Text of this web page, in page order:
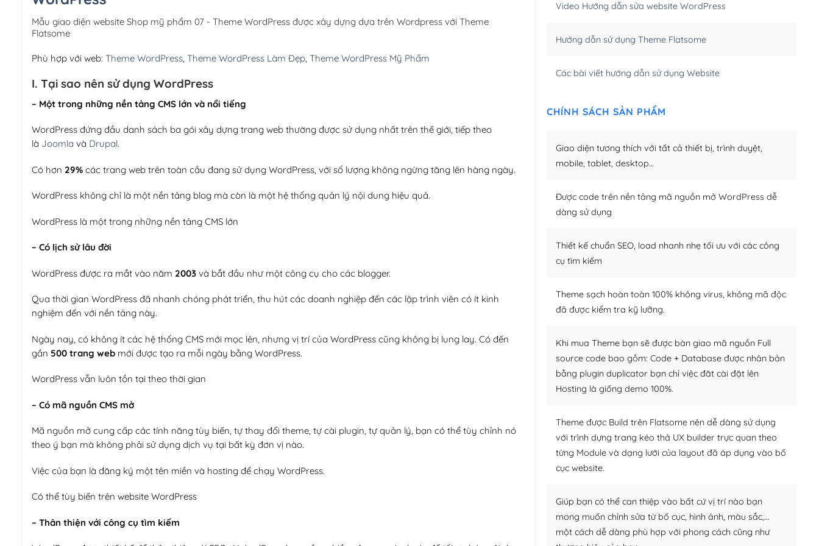
Hosting 5GB SSD (1 năm)
(+950,000₫)
Mẫu giao diện website Shop mỹ phẩm 07 - Theme WordPress được xây dựng dựa trên Wordpress với Theme
Flatsome
Phù hợp với web: Theme WordPress, Theme WordPress Làm Đẹp, Theme WordPress Mỹ Phẩm
I. Tại sao nên sử dụng WordPress
– Một trong những nền tảng CMS lớn và nổi tiếng
WordPress đứng đầu danh sách ba gói xây dựng trang web thường được sử dụng nhất trên thế giới, tiếp theo
là Joomla và Drupal.
Có hơn 29%các trang web trên toàn cầu đang sử dụng WordPress, với số lượng không ngừng tăng lên hàng ngày.
WordPress không chỉ là một nền tảng blog mà còn là một hệ thống quản lý nội dung hiệu quả.
WordPress là một trong những nền tảng CMS lớn
– Có lịch sử lâu đời
WordPress được ra mắt vào năm 2003và bắt đầu như một công cụ cho các blogger.
Qua thời gian WordPress đã nhanh chóng phát triển, thu hút các doanh nghiệp đến các lập trình viên có ít kinh
nghiệm đến với nền tảng này.
Ngày nay, có không ít các hệ thống CMS mới mọc lên, nhưng vị trí của WordPress cũng không bị lung lay. Có đến
gần 500 trang webmới được tạo ra mỗi ngày bằng WordPress.
WordPress vẫn luôn tồn tại theo thời gian
– Có mã nguồn CMS mở
Mã nguồn mở cung cấp các tính năng tùy biến, tự thay đổi theme, tự cài plugin, tự quản lý, bạn có thể tùy chỉnh nó
theo ý bạn mà không phải sử dụng dịch vụ tại bất kỳ đơn vị nào.
Việc của bạn là đăng ký một tên miền và hosting để chạy WordPress.
Có thể tùy biến trên website WordPress
– Thân thiện với công cụ tìm kiếm
Video Hướng dẫn sửa website WordPress
Hướng dẫn sử dụng Theme Flatsome
Các bài viết hướng dẫn sử dụng Website
CHÍNH SÁCH SẢN PHẨM
Giao diện tương thích với tất cả thiết bị, trình duyệt,
mobile, tablet, desktop…
Được code trên nền tảng mã nguồn mở WordPress dễ
dàng sử dụng
Thiết kế chuẩn SEO, load nhanh nhẹ tối ưu với các công
cụ tìm kiếm
Theme sạch hoàn toàn 100% không virus, không mã độc
đã được kiểm tra kỹ lưỡng.
Khi mua Theme bạn sẽ được bàn giao mã nguồn Full
source code bao gồm: Code + Database được nhân bản
bằng plugin duplicator bạn chỉ việc đăt cài đặt lên
Hosting là giống demo 100%.
Theme được Build trên Flatsome nên dễ dàng sử dụng
với trình dựng trang kéo thả UX builder trực quan theo
từng Module và dạng lưới của layout đã áp dụng vào bố
cục website.
Giúp bạn có thể can thiệp vào bất cứ vị trí nào bạn
mong muốn chỉnh sửa từ bố cục, hình ảnh, màu sắc,…
một cách dễ dàng phù hợp với phong cách cũng như